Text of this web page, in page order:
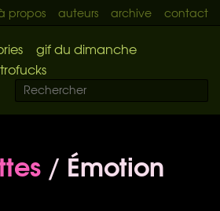
propos auteurs archive contact
gif du dimanche
/ Émotion